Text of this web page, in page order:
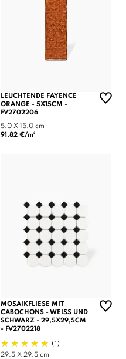
LEUCHTENDE FAYENCE
ORANGE - 5X15CM -
FV2702206
5.0 X 15.0 cm
91.82 €/m²
MOSAIKFLIESE MIT
CABOCHONS - WEISS UND S
CHWARZ - 29,5X29,5CM -
FV2702218
(1)
29.5 X 29.5 cm